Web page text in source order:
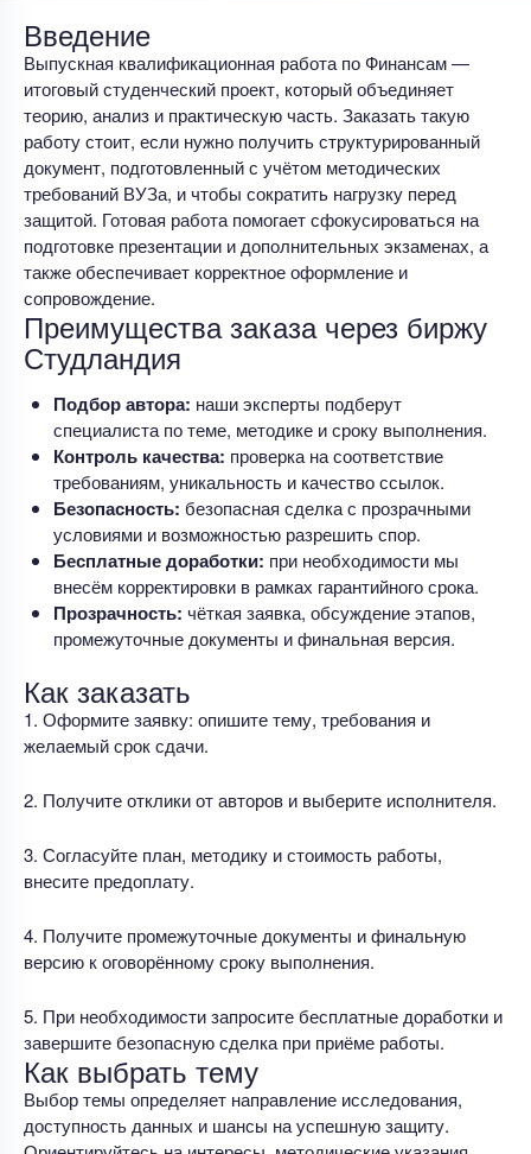
Введение
Выпускная квалификационная работа по Финансам —
итоговый студенческий проект, который объединяет
теорию, анализ и практическую часть. Заказать такую
работу стоит, если нужно получить структурированный
документ, подготовленный с учётом методических
требований ВУЗа, и чтобы сократить нагрузку перед
защитой. Готовая работа помогает сфокусироваться на
подготовке презентации и дополнительных экзаменах, а
также обеспечивает корректное оформление и
сопровождение.
Преимущества заказа через биржу
Студландия
Подбор автора: наши эксперты подберут
специалиста по теме, методике и сроку выполнения.
Контроль качества: проверка на соответствие
требованиям, уникальность и качество ссылок.
Безопасность: безопасная сделка с прозрачными
условиями и возможностью разрешить спор.
Бесплатные доработки: при необходимости мы
внесём корректировки в рамках гарантийного срока.
Прозрачность: чёткая заявка, обсуждение этапов,
промежуточные документы и финальная версия.
Как заказать
1. Оформите заявку: опишите тему, требования и
желаемый срок сдачи.
2. Получите отклики от авторов и выберите исполнителя.
3. Согласуйте план, методику и стоимость работы,
внесите предоплату.
4. Получите промежуточные документы и финальную
версию к оговорённому сроку выполнения.
5. При необходимости запросите бесплатные доработки и
завершите безопасную сделка при приёме работы.
Как выбрать тему
Выбор темы определяет направление исследования,
доступность данных и шансы на успешную защиту.